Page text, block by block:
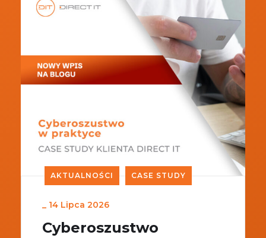
AKTUALNOŚCI CASE STUDY
_ 14 Lipca 2026
Cyberoszustwo